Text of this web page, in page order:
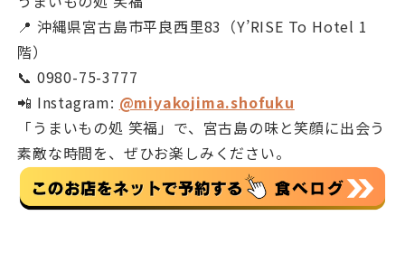
📍 沖縄県宮古島市平良西里83（Y’RISE To Hotel 1
階）
📞 0980-75-3777
📲 Instagram: @miyakojima.shofuku
「うまいもの処 笑福」で、宮古島の味と笑顔に出会う
素敵な時間を、ぜひお楽しみください。